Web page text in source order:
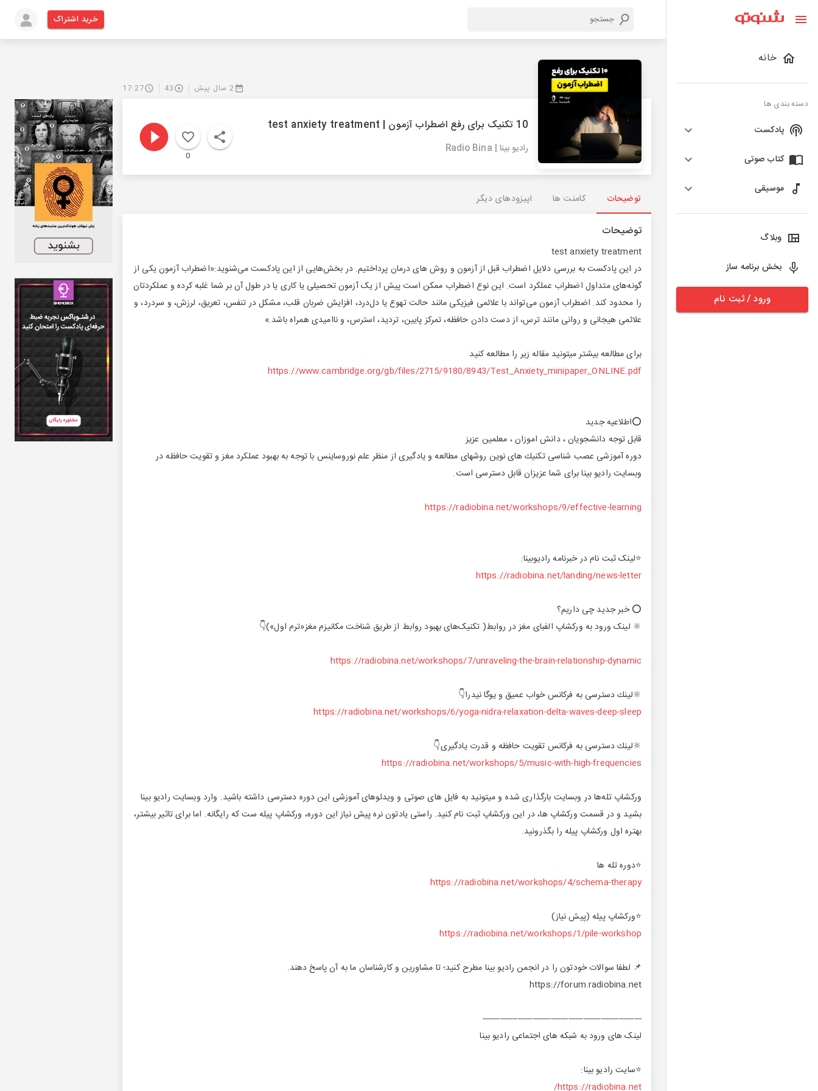
خانه
دسته بندی ها
پادکست
کتاب صوتی
موسیقی
وبلاگ
بخش برنامه ساز
ورود / ثبت نام
خرید اشتراک
2 سال پیش 43
17:27
10 تکنیک برای رفع اضطراب آزمون | test anxiety treatment
رادیو بینا | Radio Bina
0
توضیحات کامنت ها اپیزودهای دیگر
توضیحات
test anxiety treatment
در این پادکست به بررسی دلایل اضطراب قبل از آزمون و روش های درمان پرداختیم. در بخش‌هایی از این پادکست می‌شنوید:«اضطراب آزمون یکی از
گونه‌های متداول اضطراب عملکرد است. این نوع اضطراب ممکن است پیش از یک آزمون تحصیلی یا کاری یا در طول آن بر شما غلبه کرده و عملکردتان
را محدود کند. اضطراب آزمون می‌تواند با علائمی فیزیکی مانند حالت تهوع یا دل‌درد، افزایش ضربان قلب، مشکل در تنفس، تعریق، لرزش، و سردرد، و
علائمی هیجانی و روانی مانند ترس، از دست دادن حافظه، تمرکز پایین، تردید، استرس، و ناامیدی همراه باشد.»
برای مطالعه بیشتر میتونید مقاله زیر را مطالعه کنید
https://www.cambridge.org/gb/files/2715/9180/8943/Test_Anxiety_minipaper_ONLINE.pdf
⭕️اطلاعيه جديد
قابل توجه دانشجويان ، دانش اموزان ، معلمين عزيز
دوره آموزشى عصب شناسى تكنيك هاى نوين روشهاى مطالعه و يادگيرى از منظر علم نوروساينس با توجه به بهبود عملكرد مغز و تقويت حافظه در
وبسايت راديو بينا براى شما عزيزان قابل دسترسى است.
https://radiobina.net/workshops/9/effective-learning
⭐️لینک ثبت نام در خبرنامه رادیوبینا:
https://radiobina.net/landing/news-letter
⭕️ خبر جدید چی داریم؟
🔆 لینک ورود به ورکشاپ الفبای مغز در روابط( تکنیک‌های بهبود روابط از طریق شناخت مکانیزم مغز«ترم اول»)👇
https://radiobina.net/workshops/7/unraveling-the-brain-relationship-dynamic
🔆لينك دسترسى به فركانس خواب عميق و يوگا نيدرا👇
https://radiobina.net/workshops/6/yoga-nidra-relaxation-delta-waves-deep-sleep
🔆لينك دسترسى به فركانس تقويت حافظه و قدرت يادگيرى👇
https://radiobina.net/workshops/5/music-with-high-frequencies
ورکشاپ تله‌ها در وبسایت بارگذاری شده و میتونید به فایل های صوتی و ویدئوهای آموزشی این دوره دسترسی داشته باشید. وارد وبسایت رادیو بینا
بشید و در قسمت ورکشاپ ها، در این ورکشاپ ثبت نام کنید. راستی یادتون نره پیش نیاز این دوره، ورکشاپ پیله ست که رایگانه. اما برای تاثیر بیشتر،
بهتره اول ورکشاپ پیله را بگذرونید.
⭐️دوره تله ها
https://radiobina.net/workshops/4/schema-therapy
⭐️ورکشاپ پیله (پیش نیاز)
https://radiobina.net/workshops/1/pile-workshop
📌 لطفا سوالات خودتون را در انجمن رادیو بینا مطرح کنید؛ تا مشاورین و کارشناسان ما به آن پاسخ دهند.
https://forum.radiobina.net
---------------------------------------------------------------
لینک های ورود به شبکه های اجتماعی رادیو بینا
⭐️سایت رادیو بینا:
https://radiobina.net/